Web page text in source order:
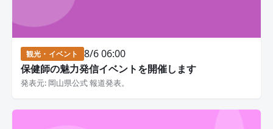
観光・イベント
8/6 06:00
保健師の魅力発信イベントを開催します
発表元: 岡山県公式 報道発表。